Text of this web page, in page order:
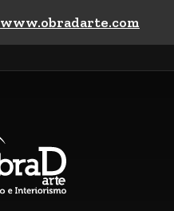
www.obradarte.com